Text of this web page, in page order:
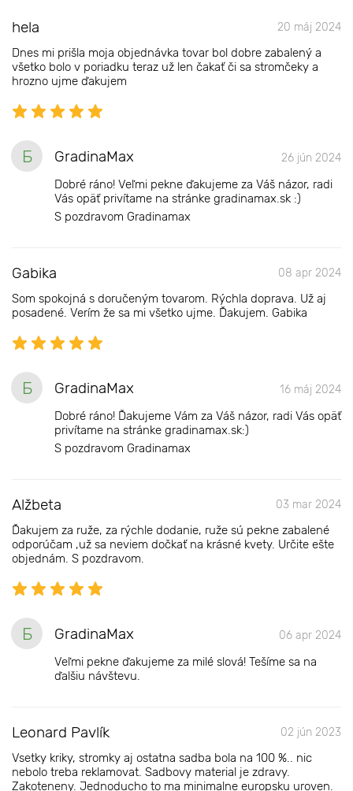
hela 20 máj 2024
Dnes mi prišla moja objednávka tovar bol dobre zabalený a
všetko bolo v poriadku teraz už len čakať či sa stromčeky a
hrozno ujme ďakujem
Б GradinaMax 26 jún 2024
Dobré ráno! Veľmi pekne ďakujeme za Váš názor, radi
Vás opäť privítame na stránke gradinamax.sk :)
S pozdravom Gradinamax
Gabika 08 apr 2024
Som spokojná s doručeným tovarom. Rýchla doprava. Už aj
posadené. Verím že sa mi všetko ujme. Ďakujem. Gabika
Б GradinaMax 16 máj 2024
Dobré ráno! Ďakujeme Vám za Váš názor, radi Vás opäť
privítame na stránke gradinamax.sk:)
S pozdravom Gradinamax
Alžbeta 03 mar 2024
Ďakujem za ruže, za rýchle dodanie, ruže sú pekne zabalené
odporúčam ,už sa neviem dočkať na krásné kvety. Určite ešte
objednám. S pozdravom.
Б GradinaMax 06 apr 2024
Veľmi pekne ďakujeme za milé slová! Tešíme sa na
ďalšiu návštevu.
Leonard Pavlík 02 jún 2023
Vsetky kriky, stromky aj ostatna sadba bola na 100 %.. nic
nebolo treba reklamovat. Sadbovy material je zdravy.
Zakoteneny. Jednoducho to ma minimalne europsku uroven.